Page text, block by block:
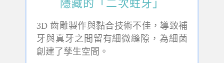
隱藏的「二次蛀牙」
3D 齒雕製作與黏合技術不佳，導致補
牙與真牙之間留有細微縫隙，為細菌
創建了孳生空間。